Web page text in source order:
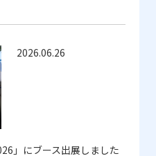
2026.06.26
」にブース出展しました